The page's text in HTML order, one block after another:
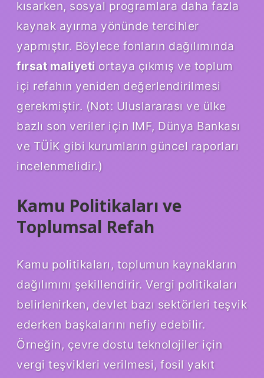
kısarken, sosyal programlara daha fazla
kaynak ayırma yönünde tercihler
yapmıştır. Böylece fonların dağılımında
fırsat maliyetiortaya çıkmış ve toplum
içi refahın yeniden değerlendirilmesi
gerekmiştir. (Not: Uluslararası ve ülke
bazlı son veriler için IMF, Dünya Bankası
ve TÜİK gibi kurumların güncel raporları
incelenmelidir.)
Kamu Politikaları ve
Toplumsal Refah
Kamu politikaları, toplumun kaynakların
dağılımını şekillendirir. Vergi politikaları
belirlenirken, devlet bazı sektörleri teşvik
ederken başkalarını nefiy edebilir.
Örneğin, çevre dostu teknolojiler için
vergi teşvikleri verilmesi, fosil yakıt